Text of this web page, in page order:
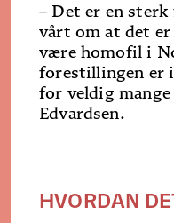
– Det er en
vårt om at det
være homofil i
forestillingen er
for veldig
Edvardsen.
HVORDAN